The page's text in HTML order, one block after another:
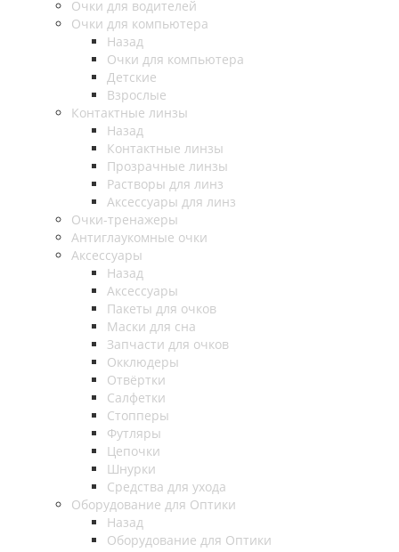
Очки для водителей
Очки для компьютера
Назад
Очки для компьютера
Детские
Взрослые
Контактные линзы
Назад
Контактные линзы
Прозрачные линзы
Растворы для линз
Аксессуары для линз
Очки-тренажеры
Антиглаукомные очки
Аксессуары
Назад
Аксессуары
Пакеты для очков
Маски для сна
Запчасти для очков
Окклюдеры
Отвёртки
Салфетки
Стопперы
Футляры
Цепочки
Шнурки
Средства для ухода
Оборудование для Оптики
Назад
Оборудование для Оптики